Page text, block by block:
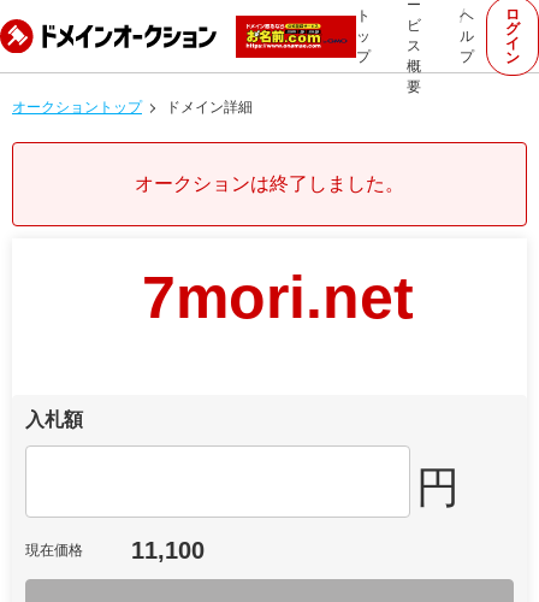
ト
ッ
プ
ー
ビ
ス
概
要
ヘ
ル
プ
ロ
グ
イ
ン
オークショントップ ドメイン詳細
オークションは終了しました。
7mori.net
入札額
円
現在価格 11,100